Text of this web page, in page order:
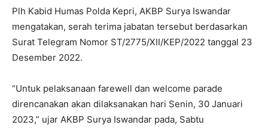
Plh Kabid Humas Polda Kepri, AKBP Surya Iswandar
mengatakan, serah terima jabatan tersebut berdasarkan
Surat Telegram Nomor ST/2775/XII/KEP/2022 tanggal 23
Desember 2022.
“Untuk pelaksanaan farewell dan welcome parade
direncanakan akan dilaksanakan hari Senin, 30 Januari
2023,” ujar AKBP Surya Iswandar pada, Sabtu